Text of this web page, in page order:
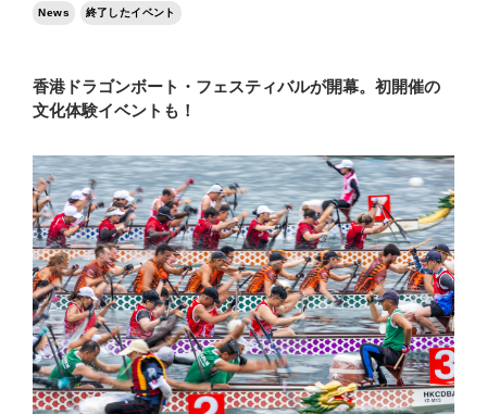
News 終了したイベント
香港ドラゴンボート・フェスティバルが開幕。初開催の
文化体験イベントも！